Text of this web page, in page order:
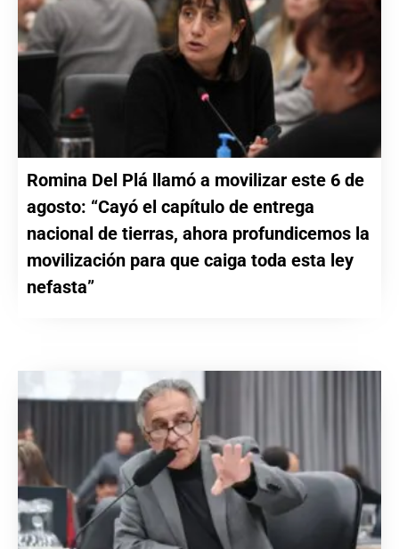
Romina Del Plá llamó a movilizar este 6 de
agosto: “Cayó el capítulo de entrega
nacional de tierras, ahora profundicemos la
movilización para que caiga toda esta ley
nefasta”